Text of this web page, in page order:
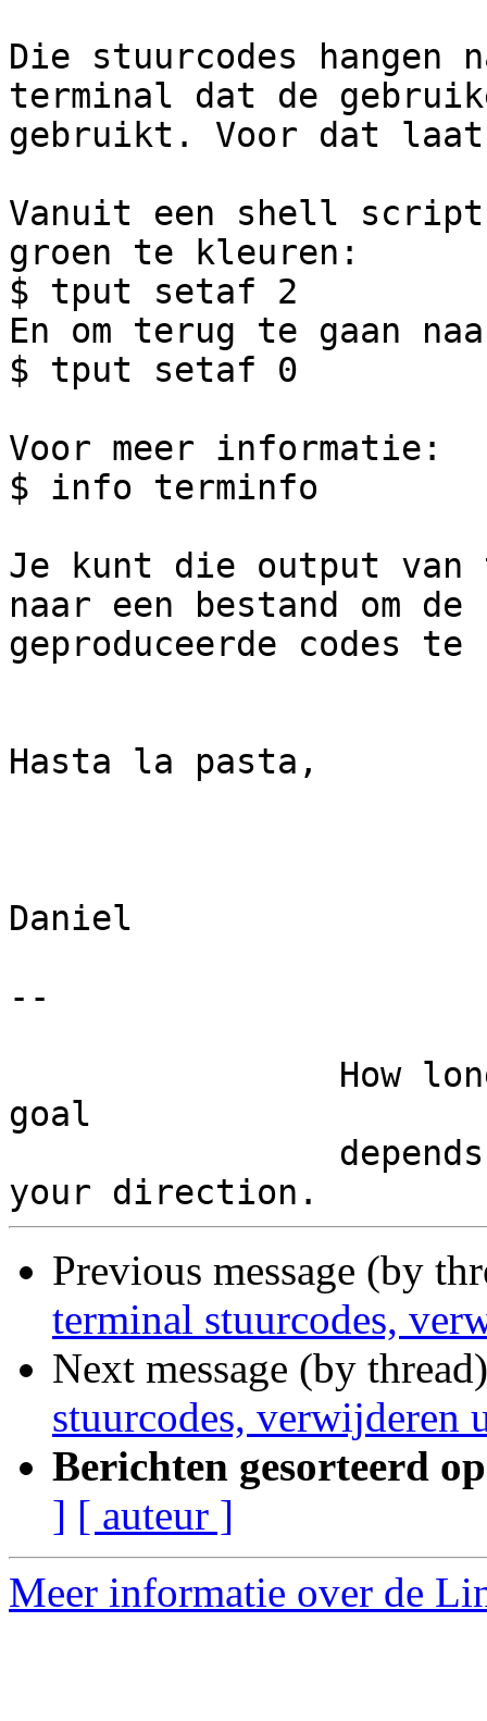
Die stuurcodes
terminal dat de
gebruikt. Voor dat
Vanuit een shell script
groen te kleuren:
$ tput setaf 2
En om terug te gaan
$ tput setaf 0
Voor meer informatie:
$ info terminfo
Je kunt die output
naar een bestand om de
geproduceerde codes
Hasta la pasta,
Daniel
--
goal
Previous message (by
terminal stuurcodes,
Next message (by
stuurcodes, verwijderen
Berichten gesorteerd
] [ auteur ]
Meer informatie over de